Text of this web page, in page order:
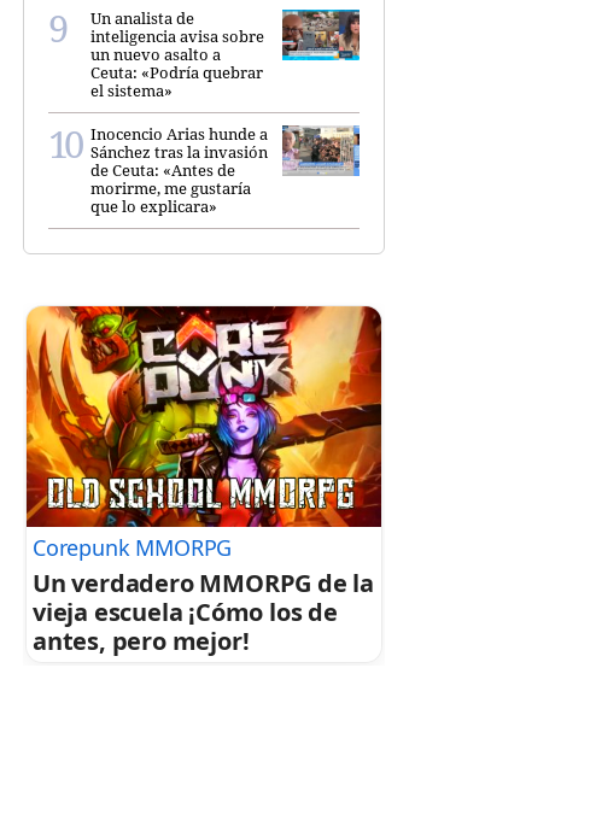
Un analista de
inteligencia avisa sobre
un nuevo asalto a
Ceuta: «Podría quebrar
el sistema»
Inocencio Arias hunde a
Sánchez tras la invasión
de Ceuta: «Antes de
morirme, me gustaría
que lo explicara»
Corepunk MMORPG
Un verdadero MMORPG de la
vieja escuela ¡Cómo los de
antes, pero mejor!